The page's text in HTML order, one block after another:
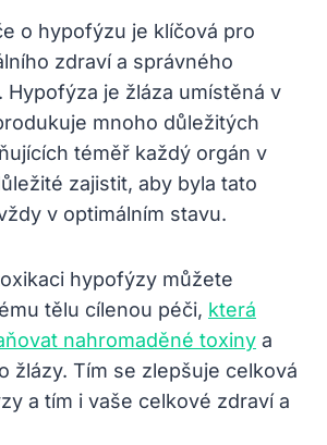
o hypofýzu je klíčová pro
zdraví a správného
Hypofýza je žláza umístěná v
mnoho důležitých
téměř každý orgán v
zajistit, aby byla tato
v optimálním stavu.
hypofýzy můžete
tělu cílenou péči, která
nahromaděné toxiny a
žlázy. Tím se zlepšuje celková
a tím i vaše celkové zdraví a